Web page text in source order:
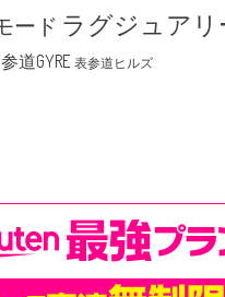
ード ラグジュアリ
道GYRE 表参道ヒルズ